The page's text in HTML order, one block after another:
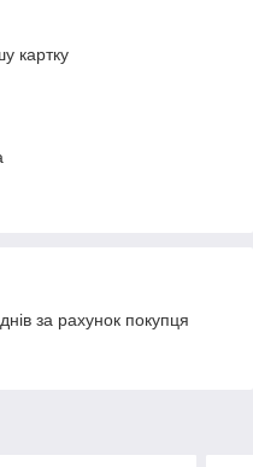
картку
за рахунок покупця